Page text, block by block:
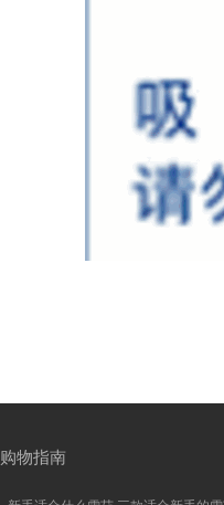
购物指南